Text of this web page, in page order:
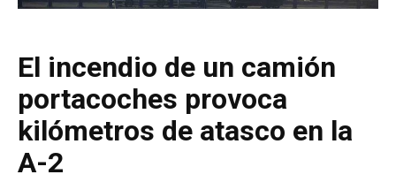
El incendio de un camión
portacoches provoca
kilómetros de atasco en la
A-2